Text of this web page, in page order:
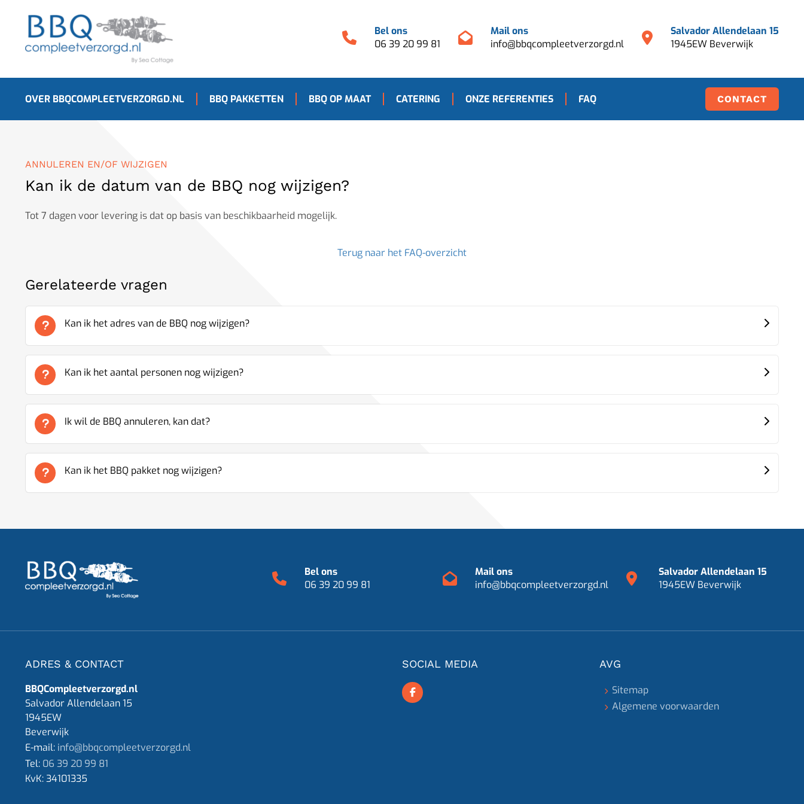
Bel ons
06 39 20 99 81
Mail ons
info@bbqcompleetverzorgd.nl
Salvador Allendelaan 15
1945EW Beverwijk
OVER BBQCOMPLEETVERZORGD.NL BBQ PAKKETTEN BBQ OP MAAT CATERING ONZE REFERENTIES FAQ CONTACT
ANNULEREN EN/OF WIJZIGEN
Kan ik de datum van de BBQ nog wijzigen?
Tot 7 dagen voor levering is dat op basis van beschikbaarheid mogelijk.
Terug naar het FAQ-overzicht
Gerelateerde vragen
Kan ik het adres van de BBQ nog wijzigen?
Kan ik het aantal personen nog wijzigen?
Ik wil de BBQ annuleren, kan dat?
Kan ik het BBQ pakket nog wijzigen?
Bel ons
06 39 20 99 81
Mail ons
info@bbqcompleetverzorgd.nl
Salvador Allendelaan 15
1945EW Beverwijk
ADRES & CONTACT
BBQCompleetverzorgd.nl
Salvador Allendelaan 15
1945EW
Beverwijk
E-mail: info@bbqcompleetverzorgd.nl
Tel: 06 39 20 99 81
KvK:34101335
SOCIAL MEDIA AVG
Sitemap
Algemene voorwaarden